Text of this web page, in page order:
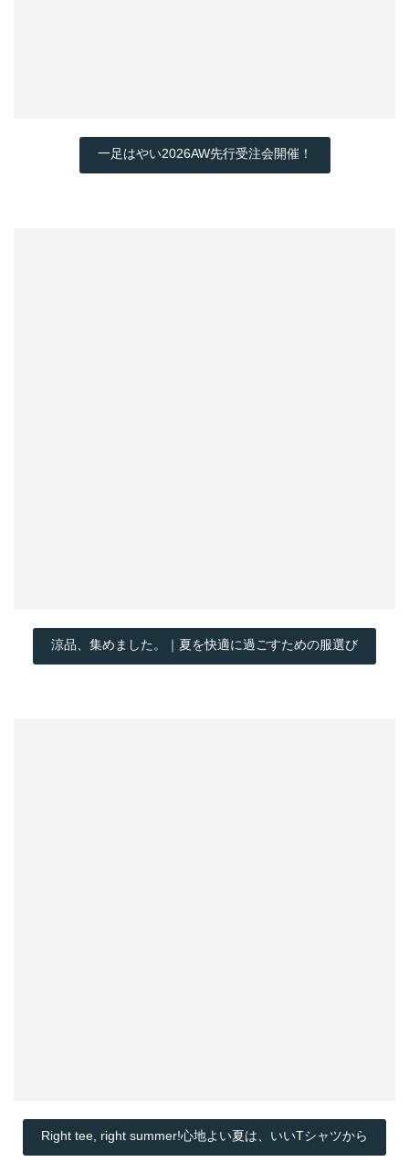
一足はやい2026AW先行受注会開催！
涼品、集めました。｜夏を快適に過ごすための服選び
Right tee, right summer!心地よい夏は、いいTシャツから